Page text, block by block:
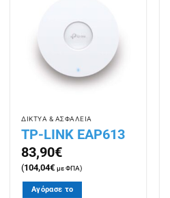
ΔΙΚΤΥΑ & ΑΣΦΑΛΕΙΑ
TP-LINK EAP613
83,90€
(104,04€ με ΦΠΑ)
Αγόρασε το